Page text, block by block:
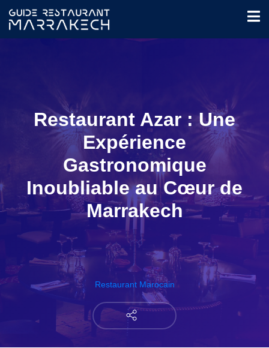
Restaurant Azar : Une
Expérience
Gastronomique
Inoubliable au Cœur de
Marrakech
Restaurant Marocain